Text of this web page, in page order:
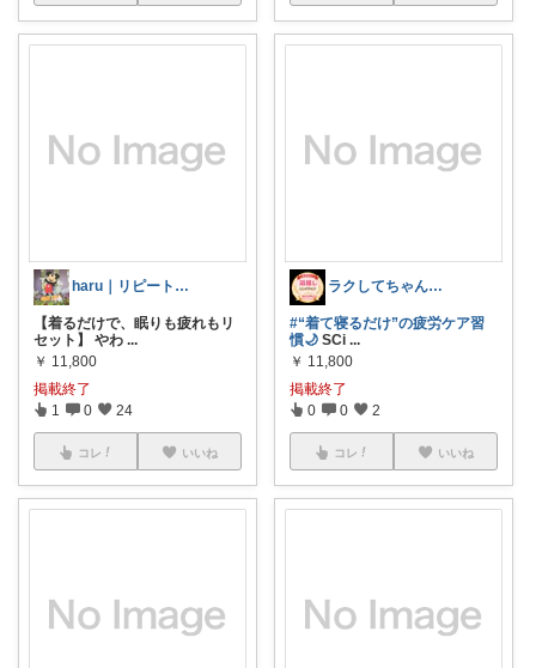
haru｜リピート品と愛用品の記録ꕤ
【着るだけで、眠りも疲れもリ
セット】 やわ ...
￥ 11,800
掲載終了
1 0 24
コレ いいね
ラクしてちゃんとキレイROOM
#“着て寝るだけ”の疲労ケア習
慣🌙 SCi ...
￥ 11,800
掲載終了
0 0 2
コレ いいね